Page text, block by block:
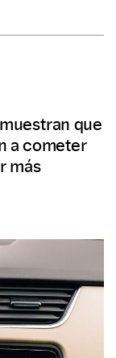
que
a cometer
más